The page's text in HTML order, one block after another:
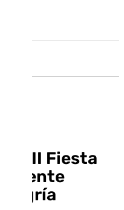
XVIII Fiesta